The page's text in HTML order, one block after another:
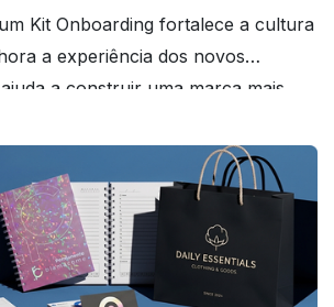
Kit Onboarding fortalece a cultura
a experiência dos novos
a construir uma marca mais